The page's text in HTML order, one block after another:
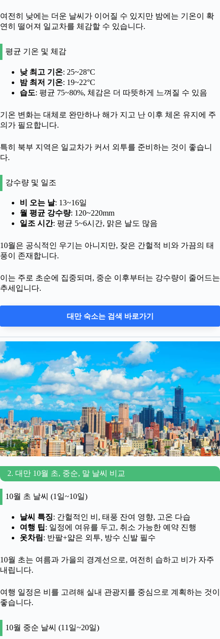
여전히 낮에는 더운 날씨가 이어질 수 있지만 밤에는 기온이 확
연히 떨어져 일교차를 체감할 수 있습니다.
평균 기온 및 체감
낮 최고 기온: 25~28°C
밤 최저 기온: 19~22°C
습도: 평균 75~80%, 체감은 더 따뜻하게 느껴질 수 있음
기온 변화는 대체로 완만하나 해가 지고 난 이후 체온 유지에 주
의가 필요합니다.
특히 북부 지역은 일교차가 커서 외투를 준비하는 것이 좋습니
다.
강수량 및 일조
비 오는 날: 13~16일
월 평균 강수량: 120~220mm
일조 시간: 평균 5~6시간, 맑은 날도 많음
10월은 공식적인 우기는 아니지만, 잦은 간헐적 비와 가끔의 태
풍이 존재합니다.
이는 주로 초순에 집중되며, 중순 이후부터는 강수량이 줄어드는
추세입니다.
대만 숙소는 검색 바로가기
2. 대만 10월 초, 중순, 말 날씨 비교
10월 초 날씨 (1일~10일)
날씨 특징: 간헐적인 비, 태풍 잔여 영향, 고온 다습
여행 팁: 일정에 여유를 두고, 취소 가능한 예약 진행
옷차림: 반팔+얇은 외투, 방수 신발 필수
10월 초는 여름과 가을의 경계선으로, 여전히 습하고 비가 자주
내립니다.
여행 일정은 비를 고려해 실내 관광지를 중심으로 계획하는 것이
좋습니다.
10월 중순 날씨 (11일~20일)